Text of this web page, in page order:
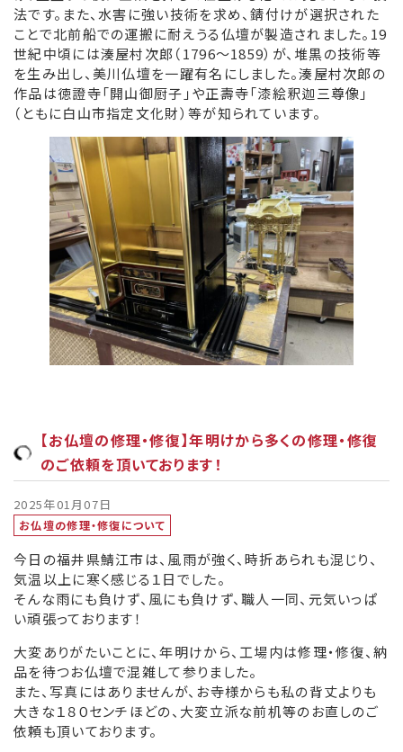
法です。また、水害に強い技術を求め、錆付けが選択された
ことで北前船での運搬に耐えうる仏壇が製造されました。19
世紀中頃には湊屋村次郎（1796～1859）が、堆黒の技術等
を生み出し、美川仏壇を一躍有名にしました。湊屋村次郎の
作品は徳證寺「開山御厨子」や正壽寺「漆絵釈迦三尊像」
（ともに白山市指定文化財）等が知られています。
【お仏壇の修理・修復】年明けから多くの修理・修復
のご依頼を頂いております！
2025年01月07日
お仏壇の修理・修復について
今日の福井県鯖江市は、風雨が強く、時折あられも混じり、
気温以上に寒く感じる１日でした。
そんな雨にも負けず、風にも負けず、職人一同、元気いっぱ
い頑張っております！
大変ありがたいことに、年明けから、工場内は修理・修復、納
品を待つお仏壇で混雑して参りました。
また、写真にはありませんが、お寺様からも私の背丈よりも
大きな１８０センチほどの、大変立派な前机等のお直しのご
依頼も頂いております。